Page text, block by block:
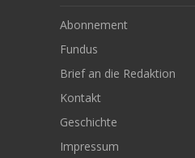
Abonnement
Fundus
Brief an die Redaktion
Kontakt
Geschichte
Impressum